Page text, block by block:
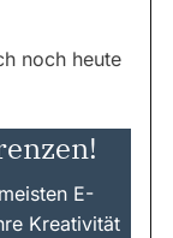
noch heute
E-
Kreativität